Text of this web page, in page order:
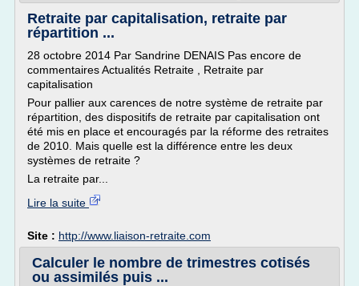
Retraite par capitalisation, retraite par
répartition ...
28 octobre 2014 Par Sandrine DENAIS Pas encore de
commentaires Actualités Retraite , Retraite par
capitalisation
Pour pallier aux carences de notre système de retraite par
répartition, des dispositifs de retraite par capitalisation ont
été mis en place et encouragés par la réforme des retraites
de 2010. Mais quelle est la différence entre les deux
systèmes de retraite ?
La retraite par...
Lire la suite
Site : http://www.liaison-retraite.com
Calculer le nombre de trimestres cotisés
ou assimilés puis ...